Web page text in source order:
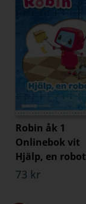
Robin åk 1
Onlinebok vit
Hjälp, en
73 kr